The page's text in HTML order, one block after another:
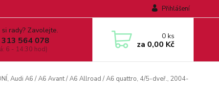
Přihlášení
rady? Zavolejte.
564 078
6 - 14:30 hod)
0ks
za 0,00 Kč
Audi A6 / A6 Avant / A6 Allroad / A6 quattro, 4/5-dveř., 2004-